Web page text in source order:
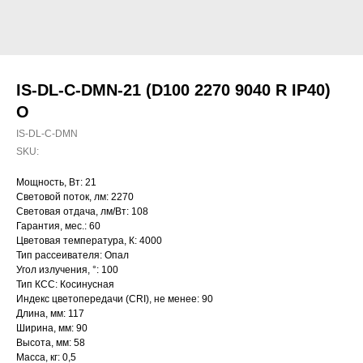
IS-DL-C-DMN-21 (D100 2270 9040 R IP40)
O
IS-DL-C-DMN
SKU:
Мощность, Вт: 21
Световой поток, лм: 2270
Световая отдача, лм/Вт: 108
Гарантия, мес.: 60
Цветовая температура, К: 4000
Тип рассеивателя: Опал
Угол излучения, °: 100
Тип КСС: Косинусная
Индекс цветопередачи (CRI), не менее: 90
Длина, мм: 117
Ширина, мм: 90
Высота, мм: 58
Масса, кг: 0,5